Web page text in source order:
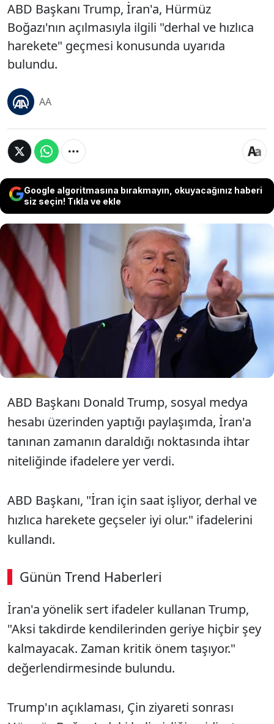
ABD Başkanı Trump, İran'a, Hürmüz
Boğazı'nın açılmasıyla ilgili "derhal ve hızlıca
harekete" geçmesi konusunda uyarıda
bulundu.
AA
Google algoritmasına bırakmayın, okuyacağınız haberi
siz seçin! Tıkla ve ekle
ABD Başkanı Trump, İran'a, Hürmüz
Boğazı'nın açılmasıyla ilgili "derhal ve
hızlıca harekete" geçmesi konusunda
uyarıda bulundu.
ABD Başkanı Donald Trump, sosyal medya
hesabı üzerinden yaptığı paylaşımda, İran'a
tanınan zamanın daraldığı noktasında ihtar
niteliğinde ifadelere yer verdi.
ABD Başkanı, "İran için saat işliyor, derhal ve
hızlıca harekete geçseler iyi olur." ifadelerini
kullandı.
Günün Trend Haberleri
00:02 / 08:06
Sesi Aç
İran'a yönelik sert ifadeler kullanan Trump,
"Aksi takdirde kendilerinden geriye hiçbir şey
kalmayacak. Zaman kritik önem taşıyor."
değerlendirmesinde bulundu.
Trump'ın açıklaması, Çin ziyareti sonrası